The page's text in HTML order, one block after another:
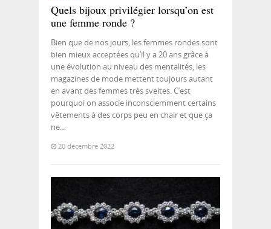
Quels bijoux privilégier lorsqu’on est
une femme ronde ?
Bien que de nos jours, les femmes rondes sont
bien mieux acceptées qu’il y a 20 ans grâce à
une évolution au niveau des mentalités, les
magazines de mode mettent toujours autant
en avant des femmes très sveltes. C’est
pourquoi on associe inconsciemment certains
vêtements à des corps peu en chair et que ça
ne…
20 décembre 2022